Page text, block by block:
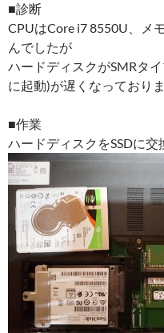
■診断
CPUはCore i7 8550U、メ
んでしたが
ハードディスクがSMRタ
に起動)が遅くなっておりま
■作業
ハードディスクをSSDに交